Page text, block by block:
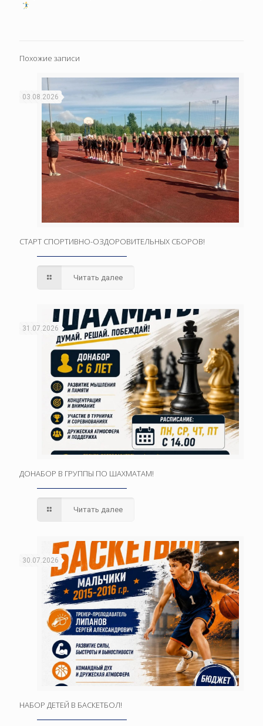
Похожие записи
03.08.2026
СТАРТ СПОРТИВНО-ОЗДОРОВИТЕЛЬНЫХ СБОРОВ!
Читать далее
31.07.2026
ДОНАБОР В ГРУППЫ ПО ШАХМАТАМ!
Читать далее
30.07.2026
НАБОР ДЕТЕЙ В БАСКЕТБОЛ!